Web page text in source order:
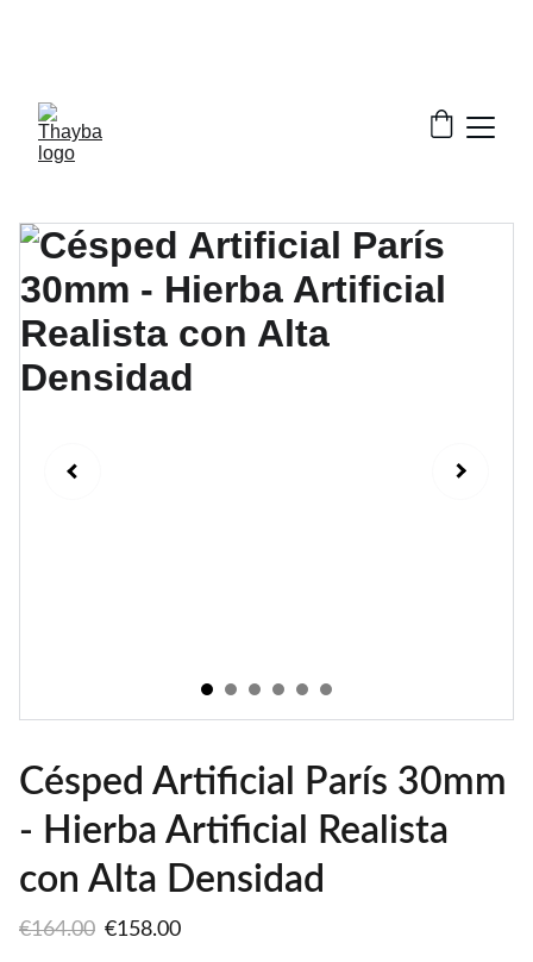
Césped Artificial París 30mm
- Hierba Artificial Realista
con Alta Densidad
€164.00 €158.00